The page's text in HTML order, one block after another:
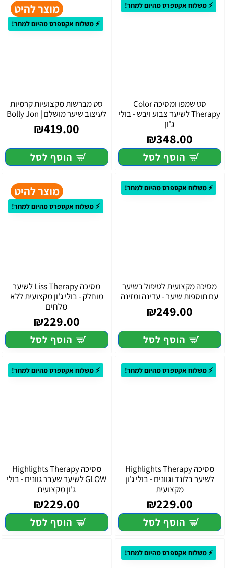
⚡ משלוח אקספרס מהיום למחר!
סט שמפו ומסיכה Color
Therapy לשיער צבוע ויבש - בולי
ג'ון
₪348.00
הוסף לסל
מוצר להיט
⚡ משלוח אקספרס מהיום למחר!
סט מברשות מקצועיות קרמיות
לעיצוב שיער מושלם | Bolly Jon
₪419.00
הוסף לסל
⚡ משלוח אקספרס מהיום למחר!
מסיכה מקצועית לטיפול בשיער
עם תוספות שיער - עדינה ומזינה
₪249.00
הוסף לסל
מוצר להיט
⚡ משלוח אקספרס מהיום למחר!
מסיכה Liss Therapy לשיער
מוחלק - בולי ג'ון מקצועית ללא
מלחים
₪229.00
הוסף לסל
⚡ משלוח אקספרס מהיום למחר!
מסיכה Highlights Therapy
לשיער בלונד וגוונים - בולי ג'ון
מקצועית
₪229.00
הוסף לסל
⚡ משלוח אקספרס מהיום למחר!
מסיכה Highlights Therapy
GLOW לשיער שעבר גוונים - בולי
ג'ון מקצועית
₪229.00
הוסף לסל
⚡ משלוח אקספרס מהיום למחר!